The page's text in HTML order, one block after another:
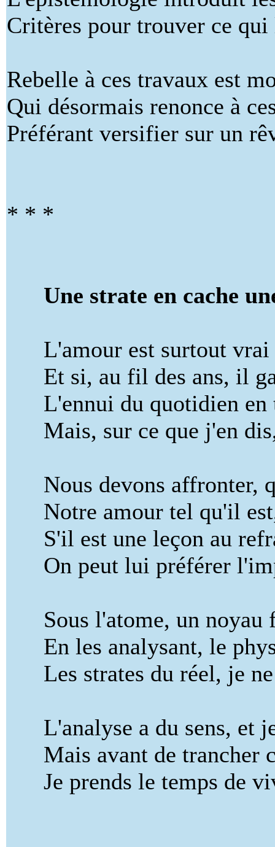
Critères pour trouver ce
Rebelle à ces travaux est
Qui désormais renonce à
Préférant versifier sur un
* * *
Une strate en cache
L'amour est surtout vrai
Et si, au fil des ans, il
L'ennui du quotidien en
Mais, sur ce que j'en
Nous devons affronter,
Notre amour tel qu'il est,
S'il est une leçon au
On peut lui préférer
Sous l'atome, un noyau
En les analysant, le
Les strates du réel, je ne
L'analyse a du sens, et
Mais avant de trancher
Je prends le temps de